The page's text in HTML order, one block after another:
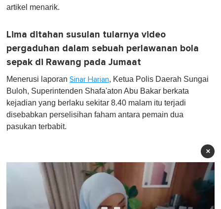
artikel menarik.
Lima ditahan susulan tularnya video
pergaduhan dalam sebuah perlawanan bola
sepak di Rawang pada Jumaat
Menerusi laporan Sinar Harian, Ketua Polis Daerah Sungai
Buloh, Superintenden Shafa'aton Abu Bakar berkata
kejadian yang berlaku sekitar 8.40 malam itu terjadi
disebabkan perselisihan faham antara pemain dua
pasukan terbabit.
×